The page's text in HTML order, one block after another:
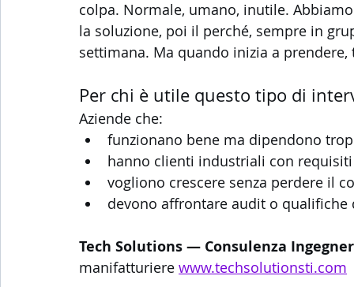
colpa. Normale, umano, inutile.
la soluzione, poi il perché, sempre in
settimana. Ma quando inizia a prendere,
Per chi è utile questo tipo di
Aziende che:
funzionano bene ma dipendono
hanno clienti industriali con
vogliono crescere senza perdere il
devono affrontare audit o
Tech Solutions — Consulenza
manifatturiere www.techsolutionsti.com